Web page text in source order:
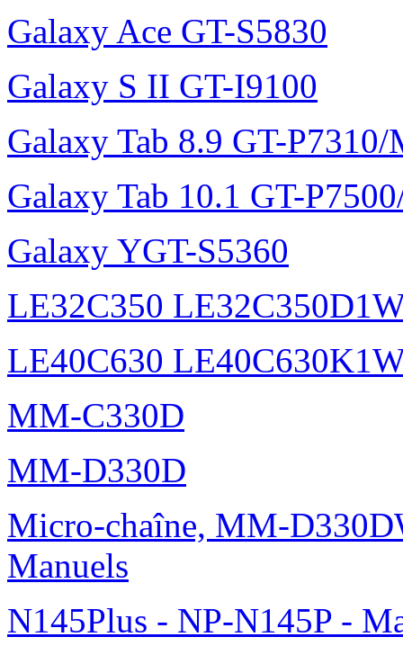
Galaxy Ace GT-S5830
Galaxy S II GT-I9100
Galaxy Tab 8.9 GT-P7310/
Galaxy Tab 10.1 GT-
Galaxy YGT-S5360
LE32C350
LE40C630
MM-C330D
MM-D330D
Micro-chaîne, MM-
Manuels
N145Plus - NP-N145P -